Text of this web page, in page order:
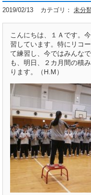
2019/02/13 カテゴリ： 未分
こんにちは、１Ａです。
習しています。特にリコ
て練習し、今ではみんな
も、明日、２カ月間の積
ります。（H.M）